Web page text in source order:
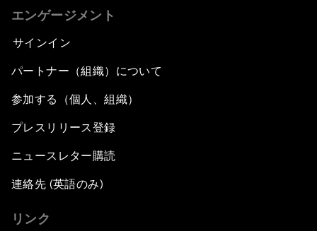
エンゲージメント
サインイン
パートナー（組織）について
参加する（個人、組織）
プレスリリース登録
ニュースレター購読
連絡先 (英語のみ)
リンク